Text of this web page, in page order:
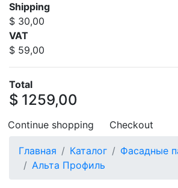
Shipping
$ 30,00
VAT
$ 59,00
Total
$ 1259,00
Continue shopping Checkout
Главная Каталог
Фасадные
Альта Профиль